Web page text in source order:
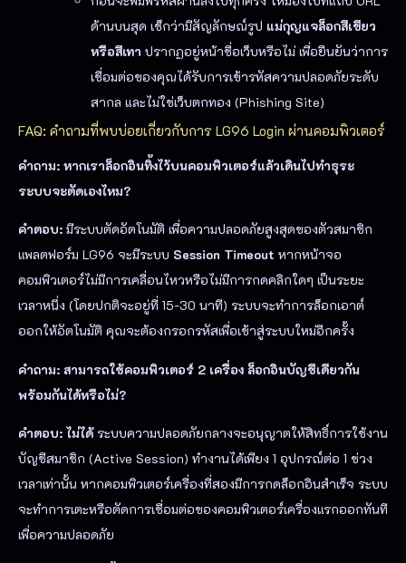
ด้านบนสุด เช็กว่ามีสัญลักษณ์รูป แม่กุญแจล็อกสีเขียว
หรือสีเทา ปรากฏอยู่หน้าชื่อเว็บหรือไม่ เพื่อยืนยันว่าการ
เชื่อมต่อของคุณได้รับการเข้ารหัสความปลอดภัยระดับ
สากล และไม่ใช่เว็บตกทอง (Phishing Site)
FAQ: คำถามที่พบบ่อยเกี่ยวกับการ LG96 Login ผ่านคอมพิวเตอร์
คำถาม: หากเราล็อกอินทิ้งไว้บนคอมพิวเตอร์แล้วเดินไปทำธุระ
ระบบจะตัดเองไหม?
คำตอบ: มีระบบตัดอัตโนมัติ เพื่อความปลอดภัยสูงสุดของตัวสมาชิก
แพลตฟอร์ม LG96 จะมีระบบ Session Timeout หากหน้าจอ
คอมพิวเตอร์ไม่มีการเคลื่อนไหวหรือไม่มีการกดคลิกใดๆ เป็นระยะ
เวลาหนึ่ง (โดยปกติจะอยู่ที่ 15-30 นาที) ระบบจะทำการล็อกเอาต์
ออกให้อัตโนมัติ คุณจะต้องกรอกรหัสเพื่อเข้าสู่ระบบใหม่อีกครั้ง
คำถาม: สามารถใช้คอมพิวเตอร์ 2 เครื่อง ล็อกอินบัญชีเดียวกัน
พร้อมกันได้หรือไม่?
คำตอบ: ไม่ได้ระบบความปลอดภัยกลางจะอนุญาตให้สิทธิ์การใช้งาน
บัญชีสมาชิก (Active Session) ทำงานได้เพียง 1 อุปกรณ์ต่อ 1 ช่วง
เวลาเท่านั้น หากคอมพิวเตอร์เครื่องที่สองมีการกดล็อกอินสำเร็จ ระบบ
จะทำการเตะหรือตัดการเชื่อมต่อของคอมพิวเตอร์เครื่องแรกออกทันที
เพื่อความปลอดภัย